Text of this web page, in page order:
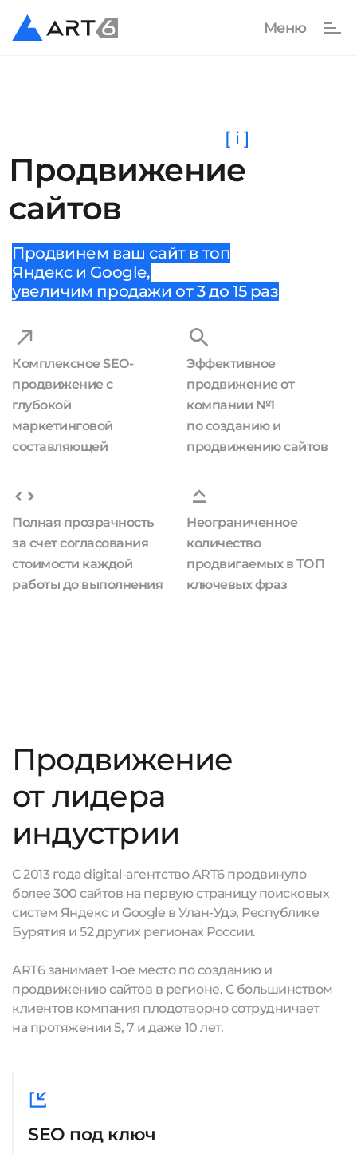
Продвижение
сайтов
[ i ]
Продвинем ваш сайт в топ
Яндекс и Google,
увеличим продажи от 3 до 15 раз
Комплексное SEO-
продвижение с
глубокой
маркетинговой
составляющей
Эффективное
продвижение от
компании №1
по созданию и
продвижению сайтов
Полная прозрачность
за счет согласования
стоимости каждой
работы до выполнения
Неограниченное
количество
продвигаемых в ТОП
ключевых фраз
Продвижение
от лидера
индустрии
С 2013 года digital-агентство ART6 продвинуло
более 300 сайтов на первую страницу поисковых
систем Яндекс и Google в Улан-Удэ, Республике
Бурятия и 52 других регионах России.
ART6 занимает 1-ое место по созданию и
продвижению сайтов в регионе. С большинством
клиентов компания плодотворно сотрудничает
на протяжении 5, 7 и даже 10 лет.
SEO под ключ